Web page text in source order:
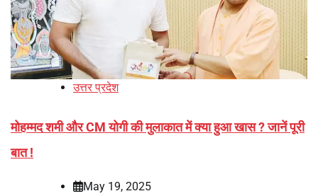
उत्तर प्रदेश
मोहम्मद शमी और CM योगी की मुलाकात में क्या हुआ खास ? जानें पूरी
बात !
May 19, 2025